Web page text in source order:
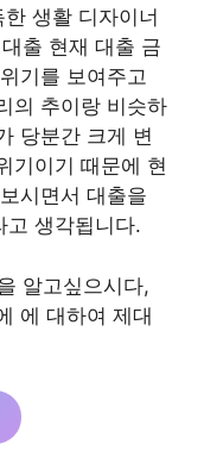
생활 디자이너
출 현재 대출 금
기를 보여주고
의 추이랑 비슷하
당분간 크게 변
기이기 때문에 현
시면서 대출을
고 생각됩니다.
알고싶으시다,
에 대하여 제대